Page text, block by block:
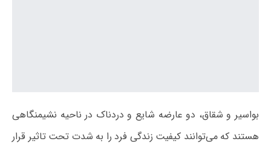
بواسیر و شقاق، دو عارضه شایع و دردناک در ناحیه نشیمنگاهی
هستند که می‌توانند کیفیت زندگی فرد را به شدت تحت تاثیر قرار